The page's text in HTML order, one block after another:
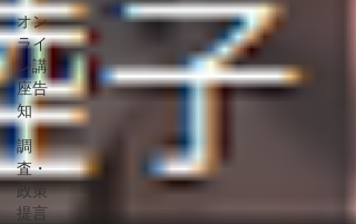
オン
ライ
ン講
座告
知
調
査・
政策
提言